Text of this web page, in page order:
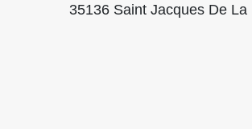
35136 Saint Jacques De La